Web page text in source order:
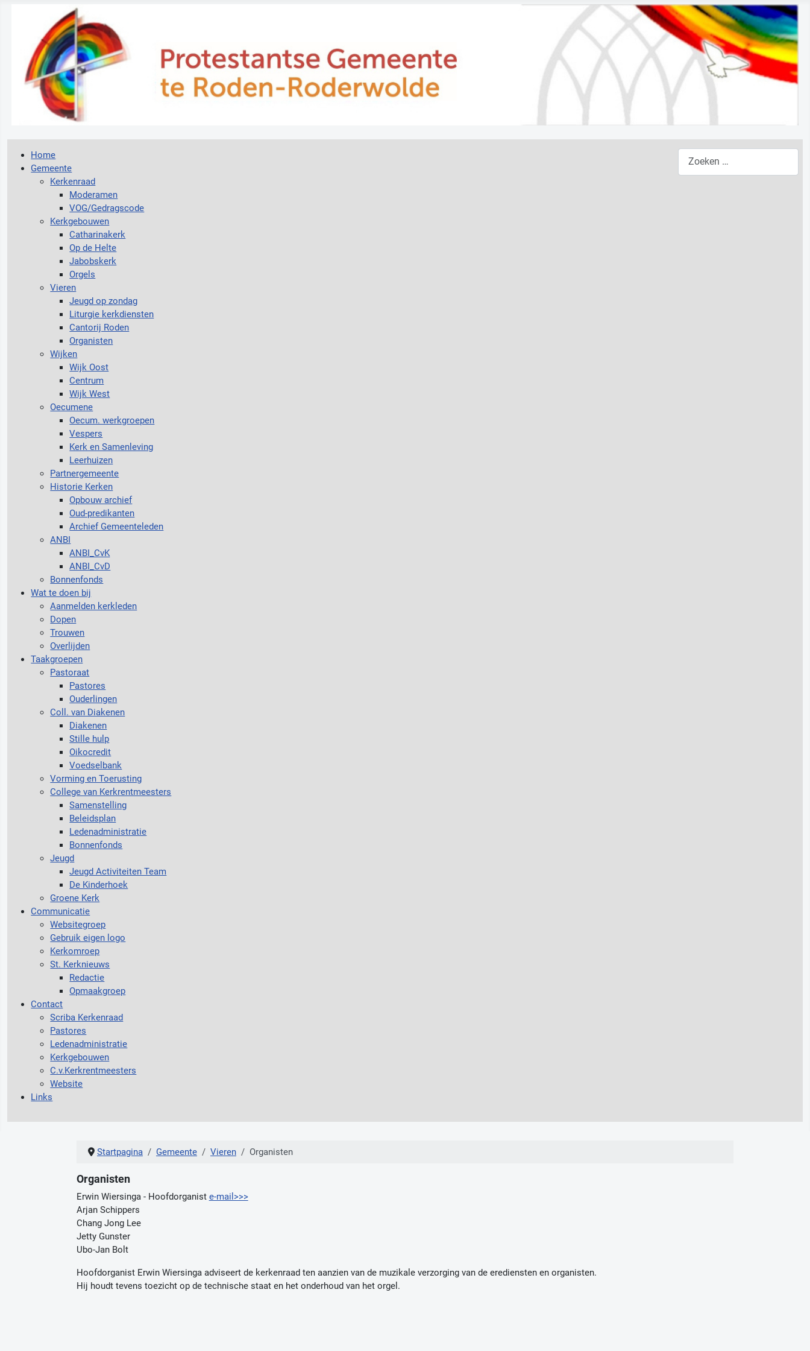
Home
Gemeente
Kerkenraad
Moderamen
VOG/Gedragscode
Kerkgebouwen
Catharinakerk
Op de Helte
Jabobskerk
Orgels
Vieren
Jeugd op zondag
Liturgie kerkdiensten
Cantorij Roden
Organisten
Wijken
Wijk Oost
Centrum
Wijk West
Oecumene
Oecum. werkgroepen
Vespers
Kerk en Samenleving
Leerhuizen
Partnergemeente
Historie Kerken
Opbouw archief
Oud-predikanten
Archief Gemeenteleden
ANBI
ANBI_CvK
ANBI_CvD
Bonnenfonds
Wat te doen bij
Aanmelden kerkleden
Dopen
Trouwen
Overlijden
Taakgroepen
Pastoraat
Pastores
Ouderlingen
Coll. van Diakenen
Diakenen
Stille hulp
Oikocredit
Voedselbank
Vorming en Toerusting
College van Kerkrentmeesters
Samenstelling
Beleidsplan
Ledenadministratie
Bonnenfonds
Jeugd
Jeugd Activiteiten Team
De Kinderhoek
Groene Kerk
Communicatie
Websitegroep
Gebruik eigen logo
Kerkomroep
St. Kerknieuws
Redactie
Opmaakgroep
Contact
Scriba Kerkenraad
Pastores
Ledenadministratie
Kerkgebouwen
C.v.Kerkrentmeesters
Website
Links
Startpagina Gemeente Vieren Organisten
Organisten
Erwin Wiersinga - Hoofdorganist e-mail>>>
Arjan Schippers
Chang Jong Lee
Jetty Gunster
Ubo-Jan Bolt
Hoofdorganist Erwin Wiersinga adviseert de kerkenraad ten aanzien van de muzikale verzorging van de erediensten en organisten.
Hij houdt tevens toezicht op de technische staat en het onderhoud van het orgel.